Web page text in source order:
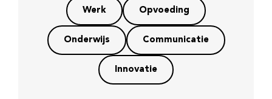
Werk Opvoeding
Onderwijs Communicatie
Innovatie